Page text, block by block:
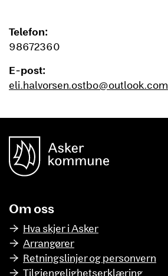
Telefon:
98672360
E-post:
eli.halvorsen.ostbo@outlook.com
Om oss
Hva skjer i Asker
Arrangører
Retningslinjer og personvern
Tilgjengelighetserklæring